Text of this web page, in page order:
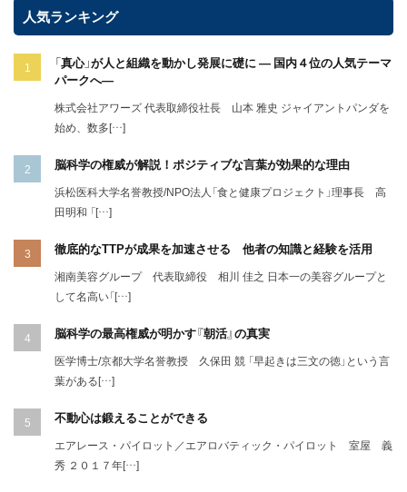
人気ランキング
「真心」が人と組織を動かし発展に礎に ― 国内４位の人気テーマ
パークへ―
株式会社アワーズ 代表取締役社長 山本 雅史 ジャイアントパンダを
始め、数多[…]
脳科学の権威が解説！ポジティブな言葉が効果的な理由
浜松医科大学名誉教授/NPO法人「食と健康プロジェクト」理事長 高
田明和 「[…]
徹底的なTTPが成果を加速させる 他者の知識と経験を活用
湘南美容グループ 代表取締役 相川 佳之 日本一の美容グループと
して名高い「[…]
脳科学の最高権威が明かす『朝活』の真実
医学博士/京都大学名誉教授 久保田 競 「早起きは三文の徳」という言
葉がある[…]
不動心は鍛えることができる
エアレース・パイロット／エアロバティック・パイロット 室屋 義
秀 ２０１７年[…]